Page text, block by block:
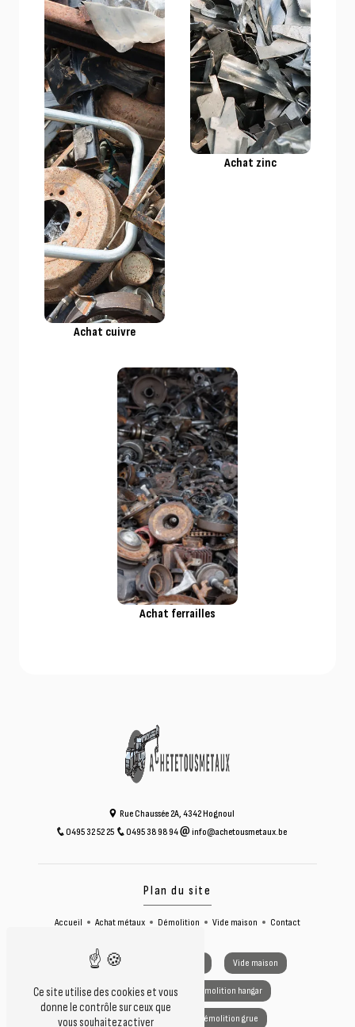
Achat cuivre
Achat zinc
Achat ferrailles
Rue Chaussée 2A, 4342 Hognoul
0495 32 52 25
0495 38 98 94 info@achetousmetaux.be
Plan du site
Accueil Achat métaux Démolition Vide maison Contact
Achat métaux Vide maison
Démolition voiture Démolition hangar
Démolition camion Démolition grue
Ce site utilise des cookies et vous
donne le contrôle sur ceux que
vous souhaitez activer